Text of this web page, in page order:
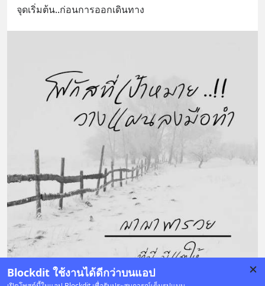
Blockdit ใช้งานได้ดีกว่าบนแอป
จุดเริ่มต้น..ก่อนการออกเดินทาง